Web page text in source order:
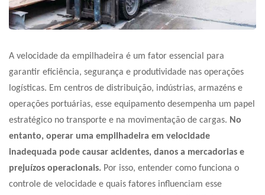
A velocidade da empilhadeira é um fator essencial para
garantir eficiência, segurança e produtividade nas operações
logísticas. Em centros de distribuição, indústrias, armazéns e
operações portuárias, esse equipamento desempenha um papel
estratégico no transporte e na movimentação de cargas. No
entanto, operar uma empilhadeira em velocidade
inadequada pode causar acidentes, danos a mercadorias e
prejuízos operacionais. Por isso, entender como funciona o
controle de velocidade e quais fatores influenciam esse